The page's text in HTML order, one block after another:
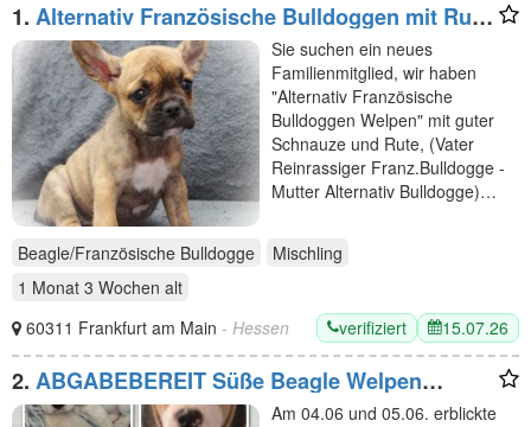
1. Alternativ Französische Bulldoggen mit Rute
und guter Schnauze inkl Ahnentafel
Sie suchen ein neues
Familienmitglied, wir haben
"Alternativ Französische
Bulldoggen Welpen" mit guter
Schnauze und Rute, (Vater
Reinrassiger Franz.Bulldogge -
Mutter Alternativ Bulldogge)…
Beagle/Französische Bulldogge
Mischling
1 Monat 3 Wochen alt
60311 Frankfurt am Main - Hessen verifiziert 15.07.26
2. ABGABEBEREIT Süße Beagle Welpen
suchen noch ein Zuhause Am 04.06 und 05.06. erblickte